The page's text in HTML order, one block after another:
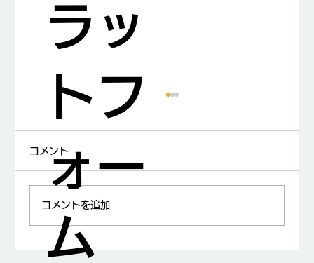
ラッ
トフ
ォー
ム
山中龍宏先生が日本小児科学会賞を受賞
コメント
コメントを追加…